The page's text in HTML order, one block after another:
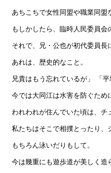
あちこちで女性同盟や職業同盟
もしかしたら、臨時人民委員会
それで、兄・公也が初代委員長
あれは、歴史的なこと。
兄貴はもう忘れているが」 「平
今では大同江は水害を防ぐため
われわれが住んでいた頃は、チ
私たちはそこで相撲とったり、
もちろん泳いだりもして。
今は幾重にも遊歩道が美しく造